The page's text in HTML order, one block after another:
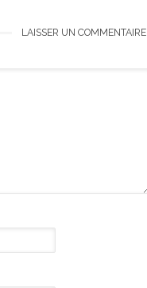
LAISSER UN COMMENTAIRE